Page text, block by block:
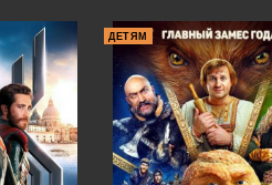
ДЕТЯМ